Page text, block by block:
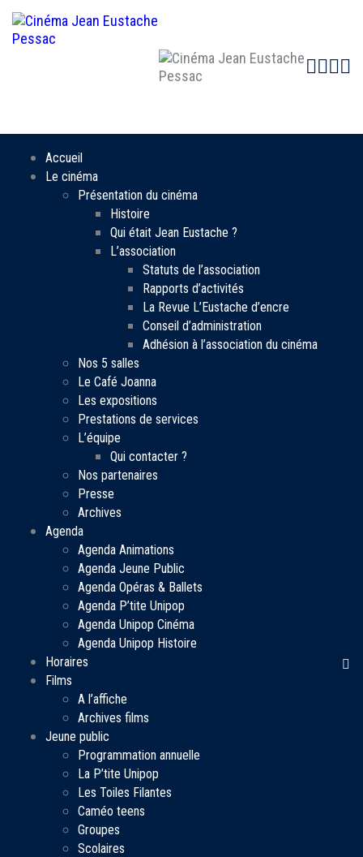
Accueil
Le cinéma
Présentation du cinéma
Histoire
Qui était Jean Eustache ?
L’association
Statuts de l’association
Rapports d’activités
La Revue L’Eustache d’encre
Conseil d’administration
Adhésion à l’association du cinéma
Nos 5 salles
Le Café Joanna
Les expositions
Prestations de services
L’équipe
Qui contacter ?
Nos partenaires
Presse
Archives
Agenda
Agenda Animations
Agenda Jeune Public
Agenda Opéras & Ballets
Agenda P’tite Unipop
Agenda Unipop Cinéma
Agenda Unipop Histoire
Horaires
Films
A l’affiche
Archives films
Jeune public
Programmation annuelle
La P’tite Unipop
Les Toiles Filantes
Caméo teens
Groupes
Scolaires